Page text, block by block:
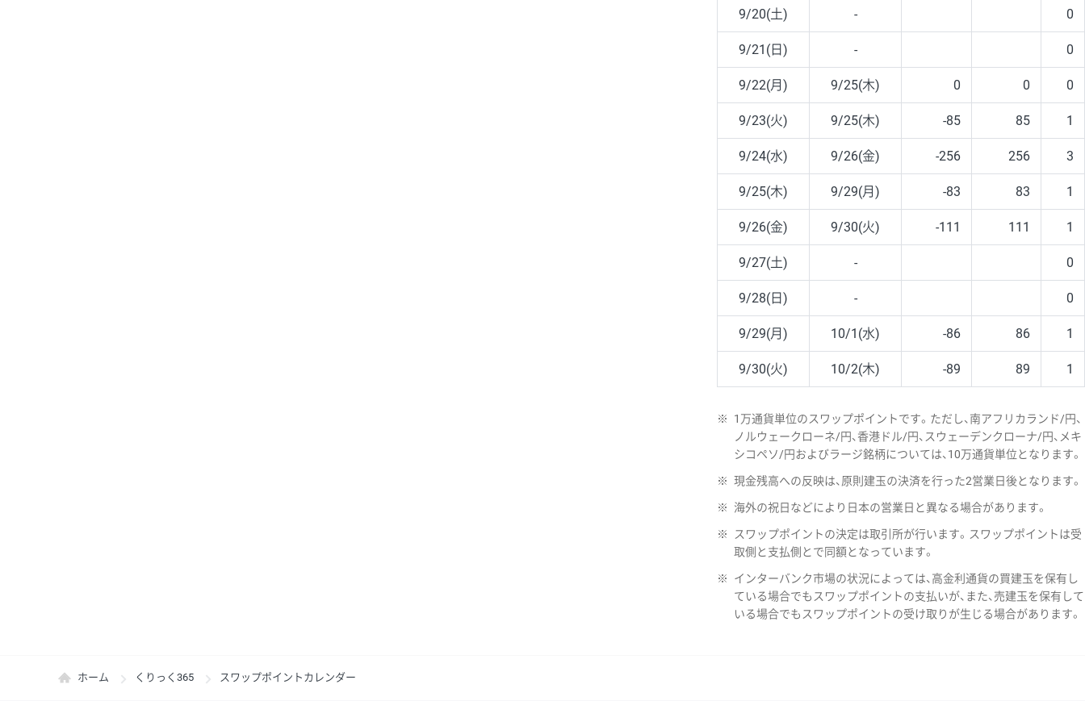
9/20(土) - 0
9/21(日) - 0
9/22(月) 9/25(木) 0 0 0
9/23(火) 9/25(木) -85 85 1
9/24(水) 9/26(金) -256 256 3
9/25(木) 9/29(月) -83 83 1
9/26(金) 9/30(火) -111 111 1
9/27(土) - 0
9/28(日) - 0
9/29(月) 10/1(水) -86 86 1
9/30(火) 10/2(木) -89 89 1
※
1万通貨単位のスワップポイントです。ただし、南アフリカランド/円、
ノルウェークローネ/円、香港ドル/円、スウェーデンクローナ/円、メキ
シコペソ/円およびラージ銘柄については、10万通貨単位となります。
※ 現金残高への反映は、原則建玉の決済を行った2営業日後となります。
※ 海外の祝日などにより日本の営業日と異なる場合があります。
※
スワップポイントの決定は取引所が行います。スワップポイントは受
取側と支払側とで同額となっています。
※
インターバンク市場の状況によっては、高金利通貨の買建玉を保有し
ている場合でもスワップポイントの支払いが、また、売建玉を保有して
いる場合でもスワップポイントの受け取りが生じる場合があります。
ホーム くりっく365 スワップポイントカレンダー